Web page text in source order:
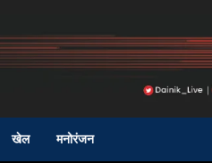
खेल मनोरंजन